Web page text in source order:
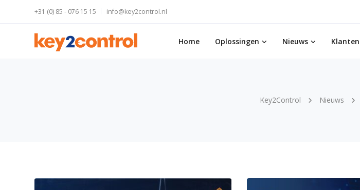
+31 (0) 85 - 076 15 15 info@key2control.nl
Home Oplossingen Nieuws Klanten
Key2Control Nieuws